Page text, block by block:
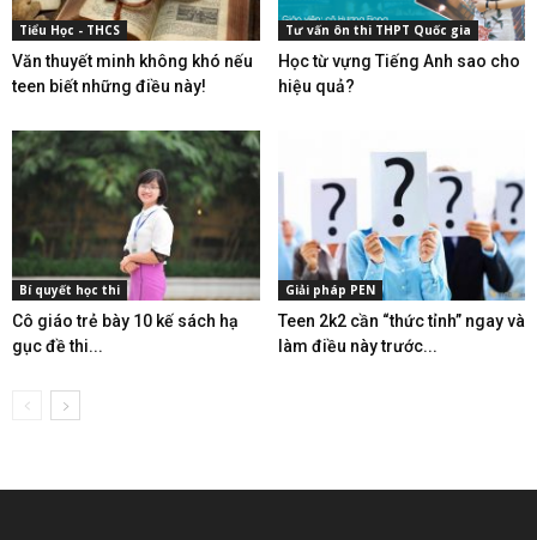
Tiểu Học - THCS
Văn thuyết minh không khó nếu
teen biết những điều này!
Tư vấn ôn thi THPT Quốc gia
Học từ vựng Tiếng Anh sao cho
hiệu quả?
Bí quyết học thi
Cô giáo trẻ bày 10 kế sách hạ
gục đề thi...
Giải pháp PEN
Teen 2k2 cần “thức tỉnh” ngay và
làm điều này trước...